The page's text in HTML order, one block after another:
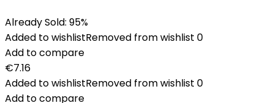
Already Sold: 95%
Added to wishlistRemoved from wishlist 0
Add to compare
€7.16
Added to wishlistRemoved from wishlist 0
Add to compare